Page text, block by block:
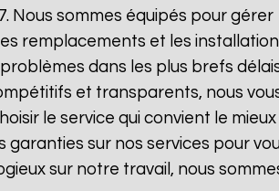
Nous sommes équipés pour gérer
remplacements et les
dans les plus brefs
et transparents, nous
le service qui convient le mieux
sur nos services pour
sur notre travail, nous